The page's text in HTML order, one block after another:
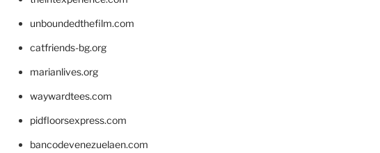
unboundedthefilm.com
catfriends-bg.org
marianlives.org
waywardtees.com
pidfloorsexpress.com
bancodevenezuelaen.com